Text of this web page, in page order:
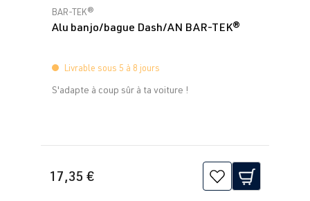
Note moyenne de 5 sur 5 étoiles
BAR-TEK®
Alu banjo/bague Dash/AN BAR-TEK®
Livrable sous 5 à 8 jours
S'adapte à coup sûr à ta voiture !
17,35 €